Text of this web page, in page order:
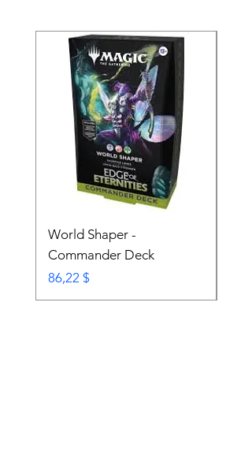
World Shaper -
Commander Deck
Prix
86,22 $